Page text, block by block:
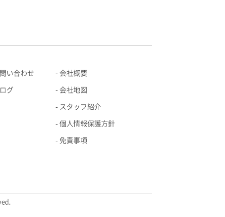
い合わせ
グ
会社概要
会社地図
スタッフ紹介
個人情報保護方針
免責事項